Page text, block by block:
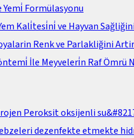
Yemi̇ Formülasyonu
Kali̇tesi̇ni̇ ve Hayvan
Renk ve Parlakliğini
İle Meyveleri̇n Raf
Peroksit oksijenli
dezenfekte etmekte